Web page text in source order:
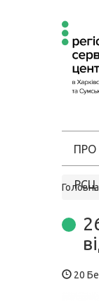
ПРО
РСЦ
Головна
20